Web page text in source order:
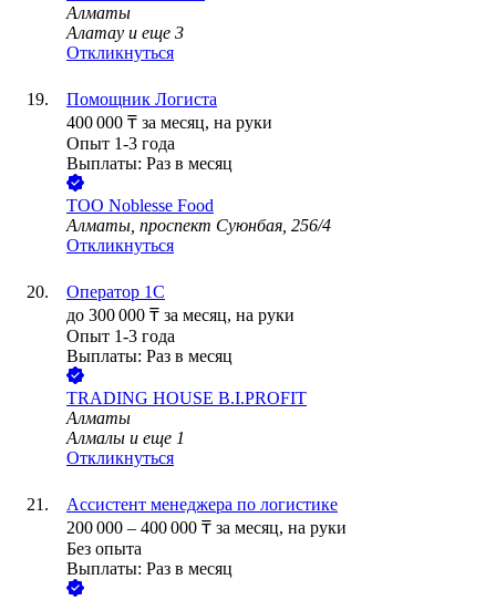
Алматы
Алатау и еще 3
Откликнуться
Помощник Логиста
400 000 ₸ за месяц, на руки
Опыт 1-3 года
Выплаты: Раз в месяц
ТОО Noblesse Food
Алматы, проспект Суюнбая, 256/4
Откликнуться
Оператор 1С
до 300 000 ₸ за месяц, на руки
Опыт 1-3 года
Выплаты: Раз в месяц
TRADING HOUSE B.I.PROFIT
Алматы
Алмалы и еще 1
Откликнуться
Ассистент менеджера по логистике
200 000 – 400 000 ₸ за месяц, на руки
Без опыта
Выплаты: Раз в месяц